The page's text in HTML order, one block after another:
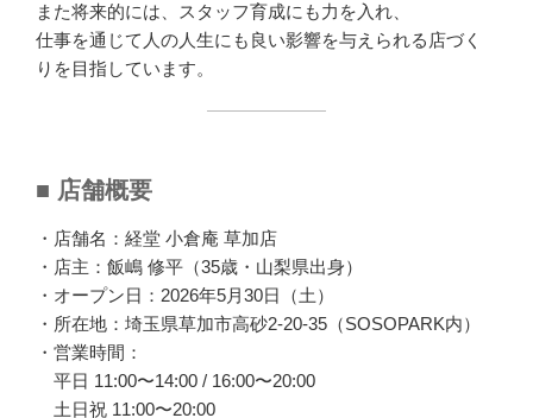
また将来的には、スタッフ育成にも力を入れ、
仕事を通じて人の人生にも良い影響を与えられる店づく
りを目指しています。
■ 店舗概要
・店舗名：経堂 小倉庵 草加店
・店主：飯嶋 修平（35歳・山梨県出身）
・オープン日：2026年5月30日（土）
・所在地：埼玉県草加市高砂2-20-35（SOSOPARK内）
・営業時間：
平日 11:00〜14:00 / 16:00〜20:00
土日祝 11:00〜20:00